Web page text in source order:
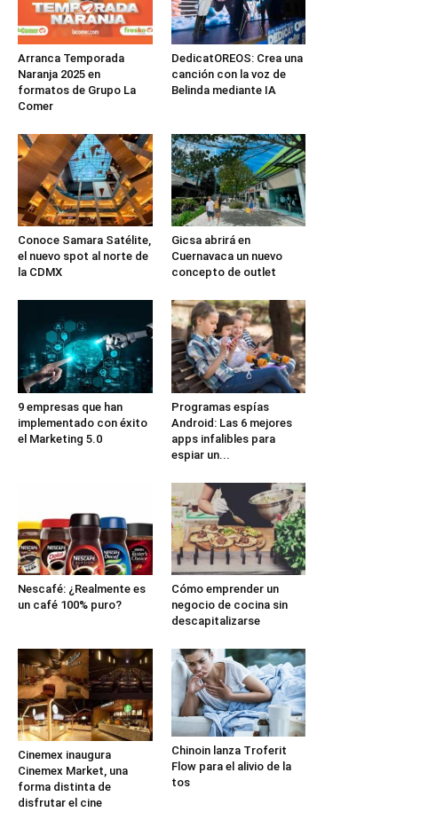
Arranca Temporada
Naranja 2025 en
formatos de Grupo La
Comer
DedicatOREOS: Crea una
canción con la voz de
Belinda mediante IA
Conoce Samara Satélite,
el nuevo spot al norte de
la CDMX
Gicsa abrirá en
Cuernavaca un nuevo
concepto de outlet
9 empresas que han
implementado con éxito
el Marketing 5.0
Programas espías
Android: Las 6 mejores
apps infalibles para
espiar un...
Nescafé: ¿Realmente es
un café 100% puro?
Cómo emprender un
negocio de cocina sin
descapitalizarse
Cinemex inaugura
Cinemex Market, una
forma distinta de
disfrutar el cine
Chinoin lanza Troferit
Flow para el alivio de la
tos